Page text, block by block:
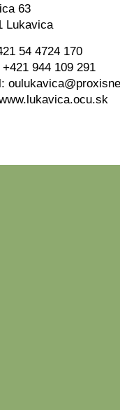
63
Lukavica
54 4724 170
944 109 291